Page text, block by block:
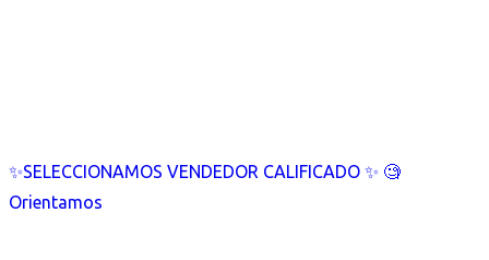
✨SELECCIONAMOS VENDEDOR CALIFICADO ✨ 🧐
Orientamos